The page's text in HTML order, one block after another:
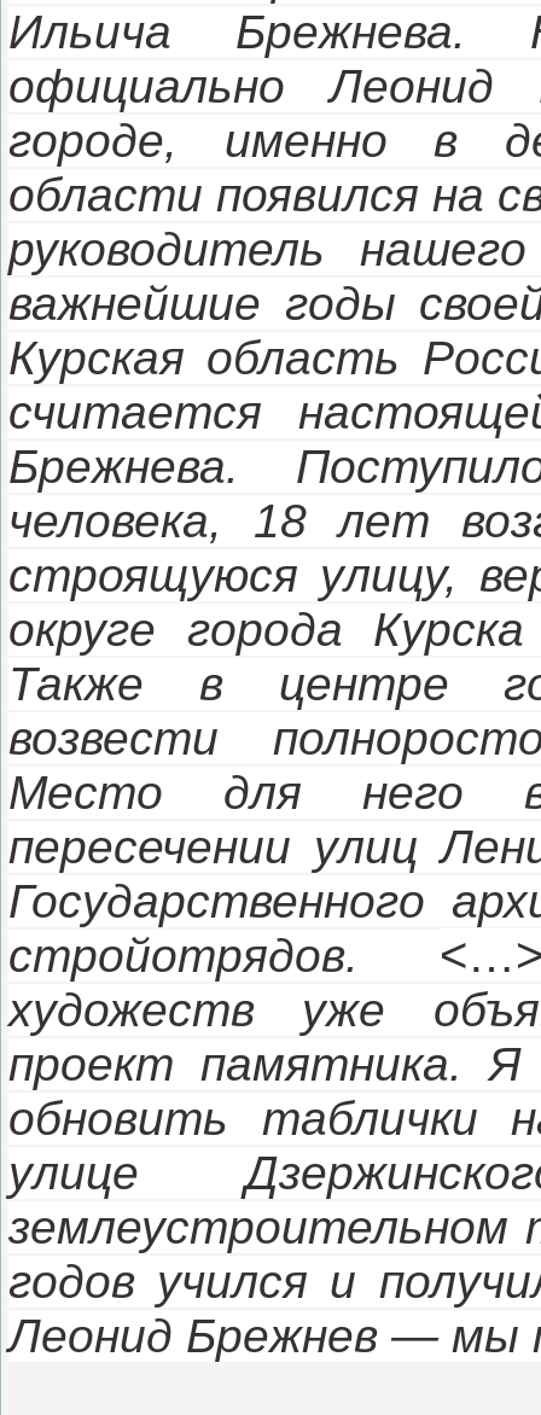
Ильича
официально
городе, именно в
области появился на
руководитель
важнейшие годы
Курская область
считается
Брежнева.
человека, 18 лет
строящуюся улицу,
округе города
Также в центре
возвести
Место для него
пересечении улиц
Государственного
стройотрядов.
художеств уже
проект памятника.
обновить таблички
улице
землеустроительном
годов учился и
Леонид Брежнев — мы